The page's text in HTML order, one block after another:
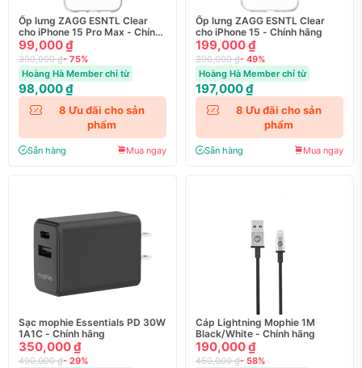
Ốp lưng ZAGG ESNTL Clear
cho iPhone 15 Pro Max - Chính
hãng
99,000 ₫
390,000 ₫- 75%
Hoàng Hà Member chỉ từ
98,000 ₫
8 Ưu đãi cho sản
phẩm
Sẵn hàng Mua ngay
Ốp lưng ZAGG ESNTL Clear
cho iPhone 15 - Chính hãng
199,000 ₫
390,000 ₫- 49%
Hoàng Hà Member chỉ từ
197,000 ₫
8 Ưu đãi cho sản
phẩm
Sẵn hàng Mua ngay
Sạc mophie Essentials PD 30W
1A1C - Chính hãng
350,000 ₫
490,000 ₫- 29%
Cáp Lightning Mophie 1M
Black/White - Chính hãng
190,000 ₫
450,000 ₫- 58%